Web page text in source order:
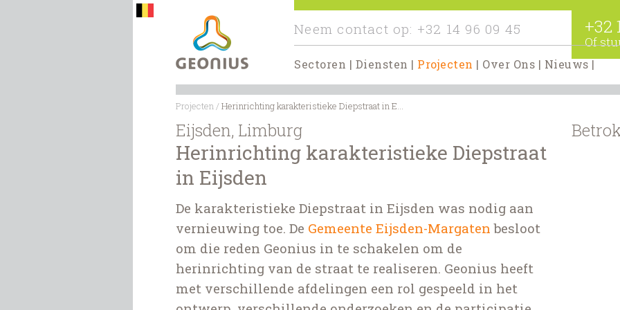
Neem contact op: +32 14 96 09 45
Sectoren | Diensten | Projecten | Over Ons | Nieuws |
+32
Of
Projecten/Herinrichting karakteristieke Diepstraat in E...
Eijsden, Limburg
Herinrichting karakteristieke Diepstraat
in Eijsden
De karakteristieke Diepstraat in Eijsden was nodig aan
vernieuwing toe. De Gemeente Eijsden-Margaten besloot
om die reden Geonius in te schakelen om de
herinrichting van de straat te realiseren. Geonius heeft
met verschillende afdelingen een rol gespeeld in het